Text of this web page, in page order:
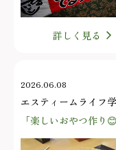
詳しく見る
2026.06.08
エスティームライフ
「楽しいおやつ作り😊